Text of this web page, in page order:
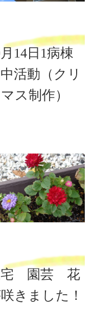
14日1病棟
中活動（クリ
ス制作）
宅 園芸 花
きました！